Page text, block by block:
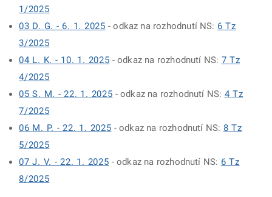
1/2025
03 D. G. - 6. 1. 2025 - odkaz na rozhodnutí NS: 6 Tz
3/2025
04 L. K. - 10. 1. 2025 - odkaz na rozhodnutí NS: 7 Tz
4/2025
05 S. M. - 22. 1. 2025 - odkaz na rozhodnutí NS: 4 Tz
7/2025
06 M. P. - 22. 1. 2025 - odkaz na rozhodnutí NS: 8 Tz
5/2025
07 J. V. - 22. 1. 2025 - odkaz na rozhodnutí NS: 6 Tz
8/2025